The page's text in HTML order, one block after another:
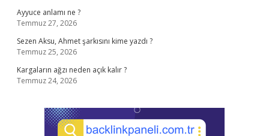
Ayyuce anlamı ne ?
Temmuz 27, 2026
Sezen Aksu, Ahmet şarkısını kime yazdı ?
Temmuz 25, 2026
Kargaların ağzı neden açık kalır ?
Temmuz 24, 2026